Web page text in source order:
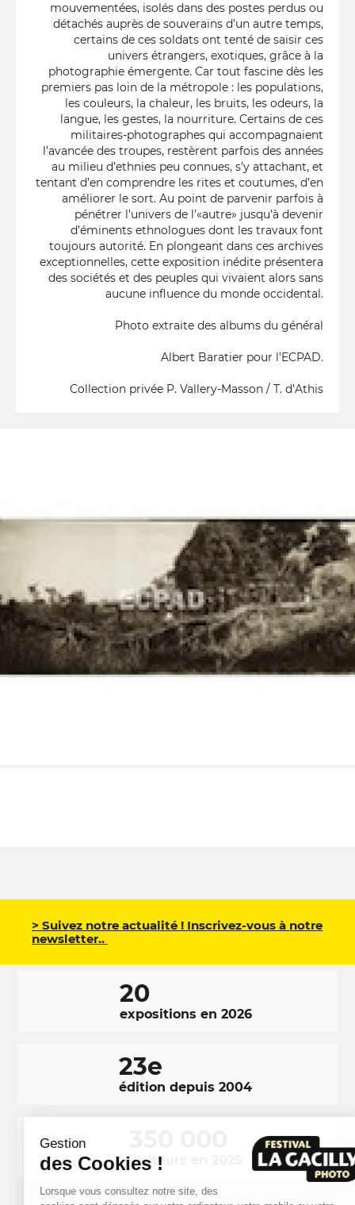
Gestion
des Cookies !
Lorsque vous consultez notre site, des
mouvementées, isolés dans des postes perdus ou
détachés auprès de souverains d’un autre temps,
certains de ces soldats ont tenté de saisir ces
univers étrangers, exotiques, grâce à la
photographie émergente. Car tout fascine dès les
premiers pas loin de la métropole : les populations,
les couleurs, la chaleur, les bruits, les odeurs, la
langue, les gestes, la nourriture. Certains de ces
militaires-photographes qui accompagnaient
l’avancée des troupes, restèrent parfois des années
au milieu d’ethnies peu connues, s’y attachant, et
tentant d’en comprendre les rites et coutumes, d’en
améliorer le sort. Au point de parvenir parfois à
pénétrer l’univers de l’«autre» jusqu’à devenir
d’éminents ethnologues dont les travaux font
toujours autorité. En plongeant dans ces archives
exceptionnelles, cette exposition inédite présentera
des sociétés et des peuples qui vivaient alors sans
aucune influence du monde occidental.
Photo extraite des albums du général
Albert Baratier pour l'ECPAD.
Collection privée P. Vallery-Masson / T. d’Athis
> Suivez notre actualité ! Inscrivez-vous à notre
newsletter..
20
expositions en 2026
23e
édition depuis 2004
visiteurs en 2025